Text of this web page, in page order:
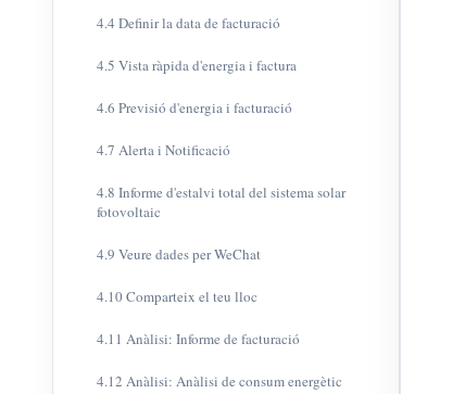
4.4 Definir la data de facturació
4.5 Vista ràpida d'energia i factura
4.6 Previsió d'energia i facturació
4.7 Alerta i Notificació
4.8 Informe d'estalvi total del sistema solar
fotovoltaic
4.9 Veure dades per WeChat
4.10 Comparteix el teu lloc
4.11 Anàlisi: Informe de facturació
4.12 Anàlisi: Anàlisi de consum energètic